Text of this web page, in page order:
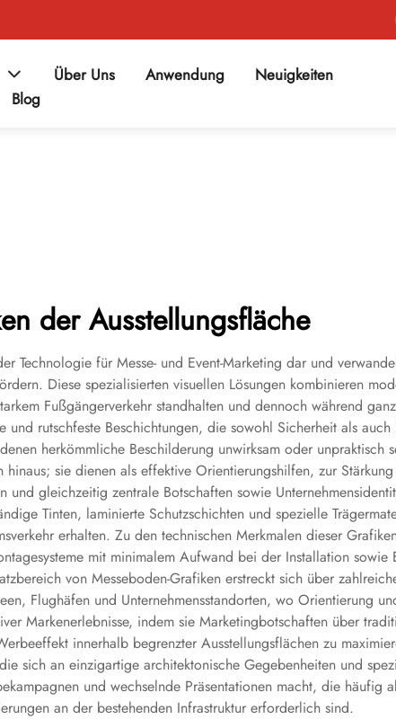
Über Uns Anwendung
Neuigkeiten
Blog
der Ausstellungsfläche
Technologie für Messe- und Event-Marketing dar und
Diese spezialisierten visuellen Lösungen kombinieren
Fußgängerverkehr standhalten und dennoch während
und rutschfeste Beschichtungen, die sowohl Sicherheit als
herkömmliche Beschilderung unwirksam oder unpraktisch
sie dienen als effektive Orientierungshilfen, zur
gleichzeitig zentrale Botschaften sowie
Tinten, laminierte Schutzschichten und spezielle
erhalten. Zu den technischen Merkmalen dieser
mit minimalem Aufwand bei der Installation
von Messeboden-Grafiken erstreckt sich über
Flughäfen und Unternehmensstandorten, wo Orientierung
Markenerlebnisse, indem sie Marketingbotschaften über
innerhalb begrenzter Ausstellungsflächen zu
sich an einzigartige architektonische Gegebenheiten und
und wechselnde Präsentationen macht, die häufig
an der bestehenden Infrastruktur erforderlich sind.